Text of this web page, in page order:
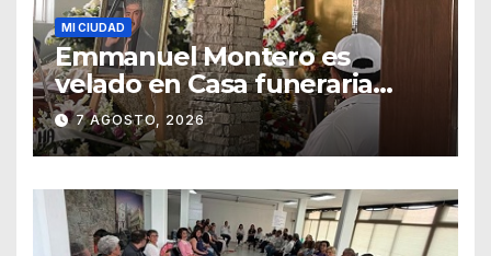
MI CIUDAD
Emmanuel Montero es
velado en Casa funeraria
Forasté
7 AGOSTO, 2026